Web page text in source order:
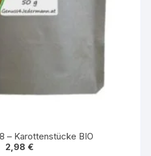
– Karottenstücke BIO
2,98 €